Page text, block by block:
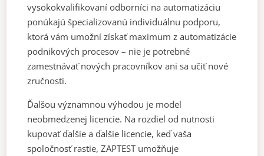
vysokokvalifikovaní odborníci na automatizáciu
ponúkajú špecializovanú individuálnu podporu,
ktorá vám umožní získať maximum z automatizácie
podnikových procesov – nie je potrebné
zamestnávať nových pracovníkov ani sa učiť nové
zručnosti.
Ďalšou významnou výhodou je model
neobmedzenej licencie. Na rozdiel od nutnosti
kupovať ďalšie a ďalšie licencie, keď vaša
spoločnosť rastie, ZAPTEST umožňuje